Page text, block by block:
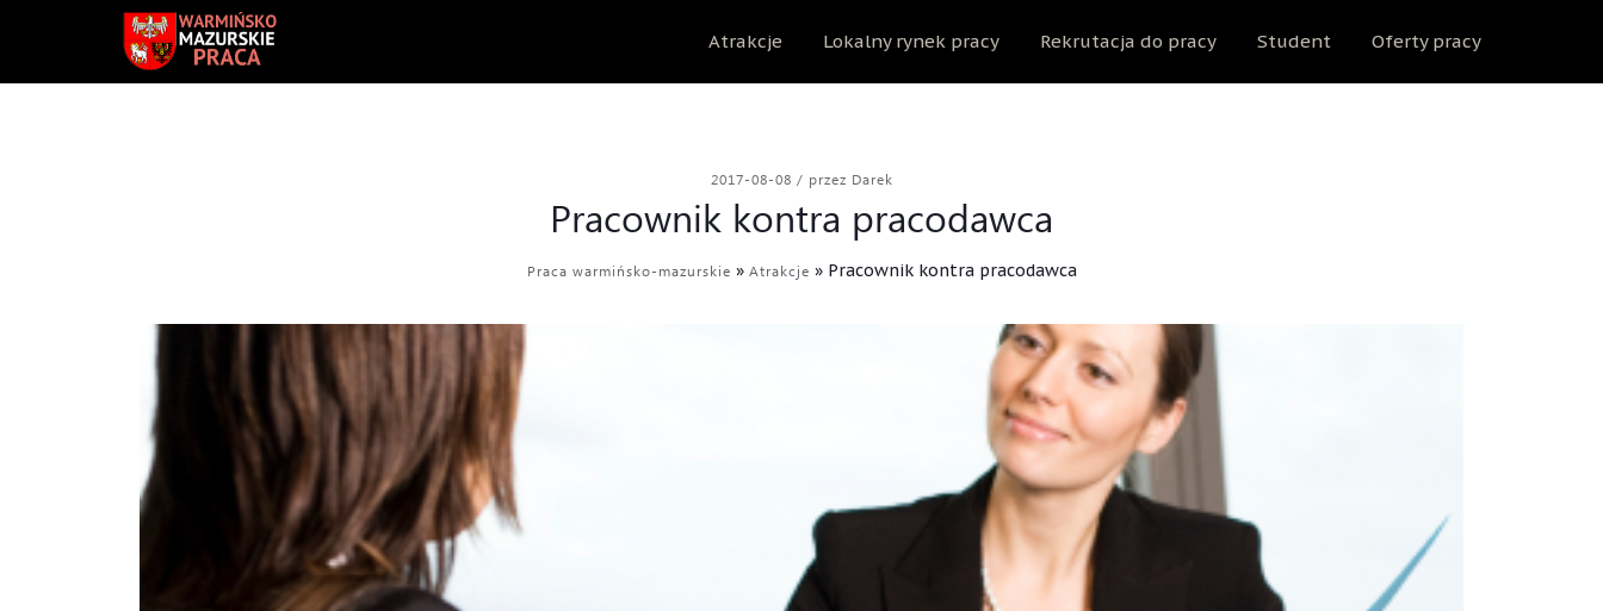
Atrakcje Lokalny rynek pracy Rekrutacja do pracy Student Oferty pracy
2017-08-08 / przez Darek
Pracownik kontra pracodawca
Praca warmińsko-mazurskie » Atrakcje » Pracownik kontra pracodawca